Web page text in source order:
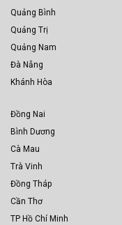
Quảng Bình
Quảng Trị
Quảng Nam
Đà Nẵng
Khánh Hòa
Đồng Nai
Bình Dương
Cà Mau
Trà Vinh
Đồng Tháp
Cần Thơ
TP Hồ Chí Minh